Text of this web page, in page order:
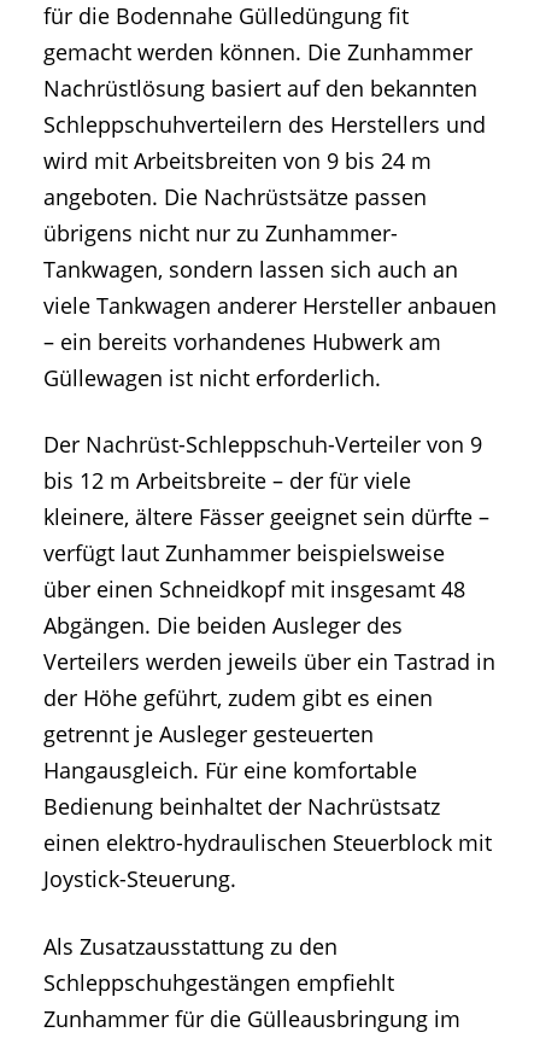
für die Bodennahe Gülledüngung fit
gemacht werden können. Die Zunhammer
Nachrüstlösung basiert auf den bekannten
Schleppschuhverteilern des Herstellers und
wird mit Arbeitsbreiten von 9 bis 24 m
angeboten. Die Nachrüstsätze passen
übrigens nicht nur zu Zunhammer-
Tankwagen, sondern lassen sich auch an
viele Tankwagen anderer Hersteller anbauen
– ein bereits vorhandenes Hubwerk am
Güllewagen ist nicht erforderlich.
Der Nachrüst-Schleppschuh-Verteiler von 9
bis 12 m Arbeitsbreite – der für viele
kleinere, ältere Fässer geeignet sein dürfte –
verfügt laut Zunhammer beispielsweise
über einen Schneidkopf mit insgesamt 48
Abgängen. Die beiden Ausleger des
Verteilers werden jeweils über ein Tastrad in
der Höhe geführt, zudem gibt es einen
getrennt je Ausleger gesteuerten
Hangausgleich. Für eine komfortable
Bedienung beinhaltet der Nachrüstsatz
einen elektro-hydraulischen Steuerblock mit
Joystick-Steuerung.
Als Zusatzausstattung zu den
Schleppschuhgestängen empfiehlt
Zunhammer für die Gülleausbringung im